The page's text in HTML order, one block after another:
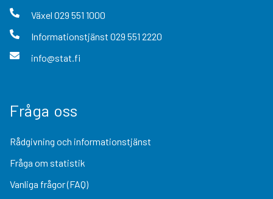
Växel 029 551 1000
Informationstjänst 029 551 2220
info@stat.fi
Fråga oss
Rådgivning och informationstjänst
Fråga om statistik
Vanliga frågor (FAQ)